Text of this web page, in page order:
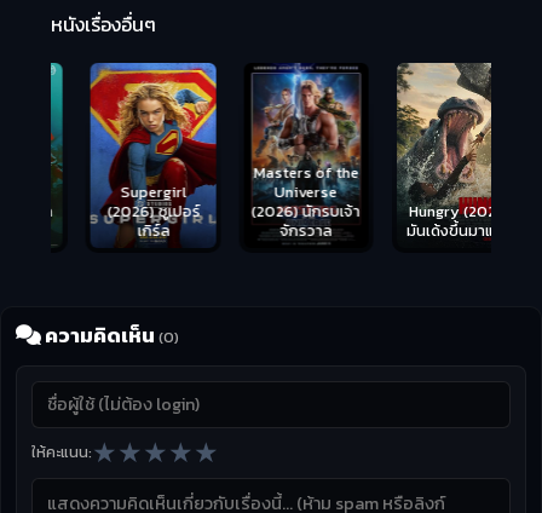
หนังเรื่องอื่นๆ
Supergirl
(2026) ซูเปอร์
เกิร์ล
Masters of the
Universe
(2026) นักรบเจ้า
จักรวาล
Hungry (2026)
มันเด้งขึ้นมาแดก
ความคิดเห็น (0)
ให้คะแนน:★★★★★